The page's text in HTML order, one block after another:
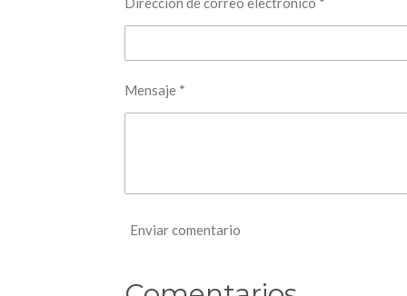
Mensaje *
Enviar comentario